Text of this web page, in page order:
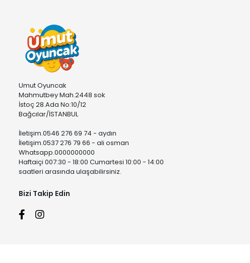
Umut Oyuncak
Mahmutbey Mah.2448 sok
İstoç 28.Ada No:10/12
Bağcılar/İSTANBUL
İletişim.0546 276 69 74 - aydın
İletişim.0537 276 79 66 - ali osman
Whatsapp.0000000000
Haftaiçi 007:30 - 18:00 Cumartesi 10:00 - 14:00
saatleri arasında ulaşabilirsiniz.
Bizi Takip Edin